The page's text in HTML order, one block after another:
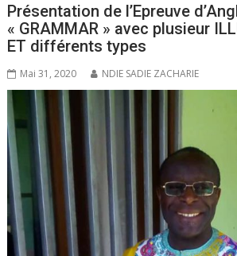
Présentation de l’Epreuve
« GRAMMAR » avec plusieur
ET différents types
Mai 31, 2020 NDIE SADIE ZACHARIE